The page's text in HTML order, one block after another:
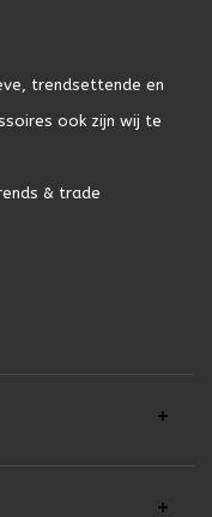
trendsettende en
ook zijn wij te
& trade